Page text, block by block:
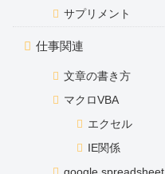
サプリメント
仕事関連
文章の書き方
マクロVBA
エクセル
IE関係